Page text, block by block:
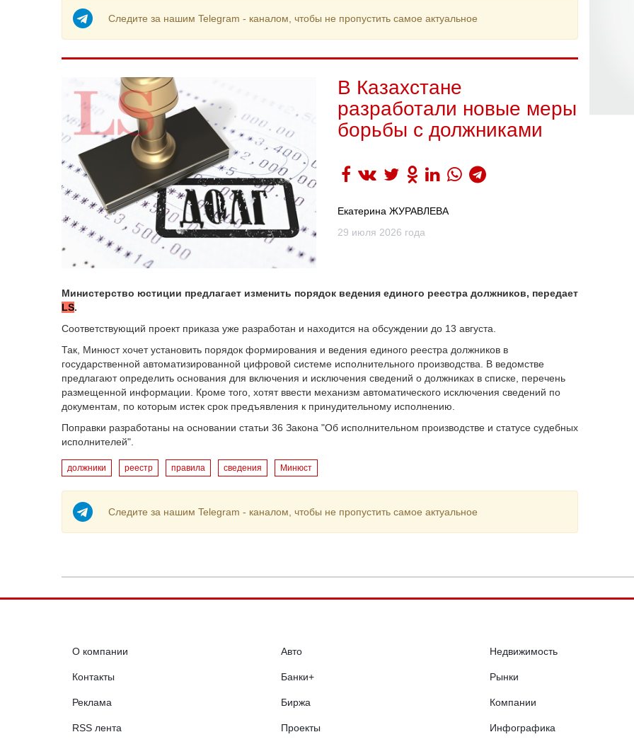
Следите за нашим Telegram - каналом, чтобы не пропустить самое актуальное
В Казахстане
разработали новые меры
борьбы с должниками
Екатерина ЖУРАВЛЕВА
29 июля 2026 года
Министерство юстиции предлагает изменить порядок ведения единого реестра должников, передает
LS.
Соответствующий проект приказа уже разработан и находится на обсуждении до 13 августа.
Так, Минюст хочет установить порядок формирования и ведения единого реестра должников в
государственной автоматизированной цифровой системе исполнительного производства. В ведомстве
предлагают определить основания для включения и исключения сведений о должниках в списке, перечень
размещенной информации. Кроме того, хотят ввести механизм автоматического исключения сведений по
документам, по которым истек срок предъявления к принудительному исполнению.
Поправки разработаны на основании статьи 36 Закона "Об исполнительном производстве и статусе судебных
исполнителей".
должники реестр правила сведения Минюст
Следите за нашим Telegram - каналом, чтобы не пропустить самое актуальное
О компании
Контакты
Реклама
RSS лента
Авто
Банки+
Биржа
Проекты
Недвижимость
Рынки
Компании
Инфографика